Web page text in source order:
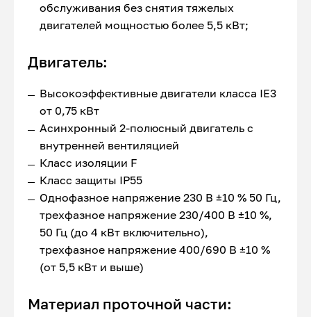
обслуживания без снятия тяжелых
двигателей мощностью более 5,5 кВт;
Двигатель:
Высокоэффективные двигатели класса IE3
от 0,75 кВт
Асинхронный 2-полюсный двигатель с
внутренней вентиляцией
Класс изоляции F
Класс защиты IP55
Однофазное напряжение 230 В ±10 % 50 Гц,
трехфазное напряжение 230/400 В ±10 %,
50 Гц (до 4 кВт включительно),
трехфазное напряжение 400/690 В ±10 %
(от 5,5 кВт и выше)
Материал проточной части: